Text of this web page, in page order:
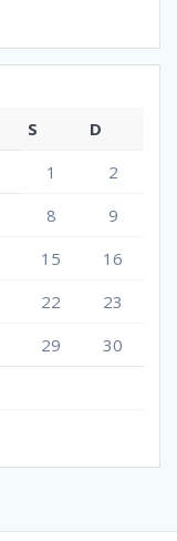
S
D
1
2
8
9
15
16
22
23
29
30